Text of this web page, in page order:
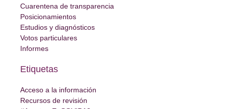
Cuarentena de transparencia
Posicionamientos
Estudios y diagnósticos
Votos particulares
Informes
Etiquetas
Acceso a la información
Recursos de revisión